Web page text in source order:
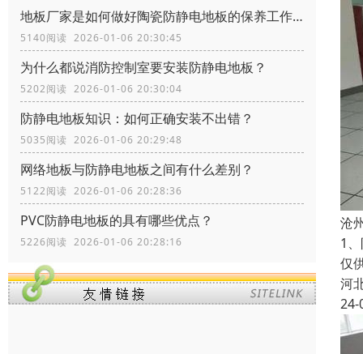
地板厂家是如何做好陶瓷防静电地板的保养工作？
5140阅读 2026-01-06 20:30:45
为什么都说消防控制室要安装防静电地板？
5202阅读 2026-01-06 20:30:04
防静电地板知识：如何正确安装不出错？
5035阅读 2026-01-06 20:29:48
网络地板与防静电地板之间有什么差别？
5122阅读 2026-01-06 20:28:36
PVC防静电地板的具有哪些优点？
5226阅读 2026-01-06 20:28:16
沧
1
仅
河
24-